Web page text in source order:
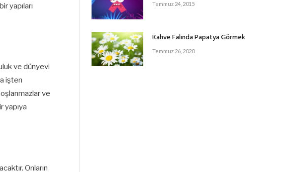
yapıları
ve dünyevi
işten
ve
yapıya
Onların
Temmuz 24, 2015
Kahve Falında Papatya Görmek
Temmuz 26, 2020